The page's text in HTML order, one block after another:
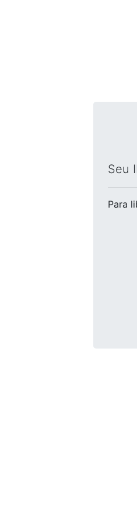
Seu
Para